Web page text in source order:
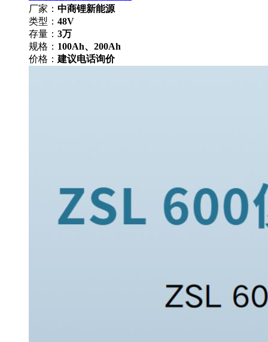
厂家： 中商锂新能源
类型： 48V
存量： 3万
规格： 100Ah、200Ah
价格： 建议电话询价